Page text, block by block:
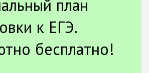
план
к ЕГЭ.
бесплатно!